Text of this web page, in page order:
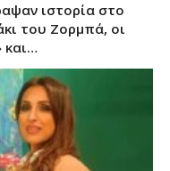
ιστορία στο
του Ζορμπά, οι
και…